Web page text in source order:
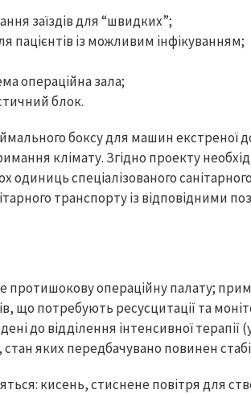
заїздів для “швидких”;
пацієнтів із можливим інфікуванням;
операційна зала;
блок.
боксу для машин екстреної
клімату. Згідно проекту
спеціалізованого
транспорту із відповідними
протишокову операційну палату;
що потребують ресусцитації та
до відділення інтенсивної
яких передбачувано повинен
кисень, стиснене повітря для